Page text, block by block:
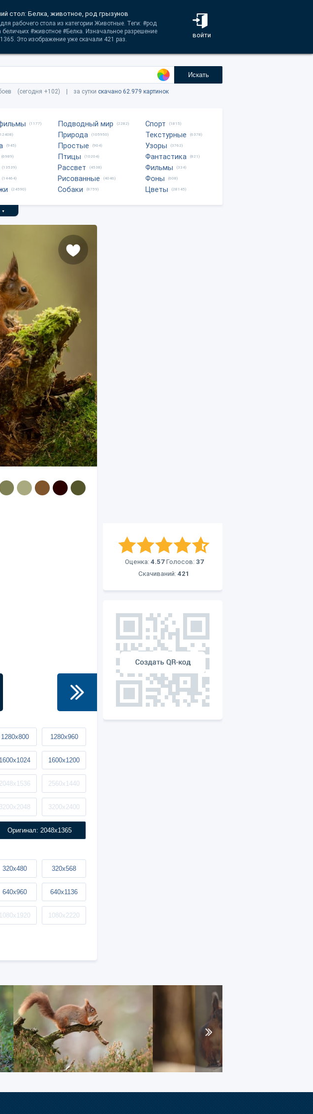
войти
стол: Белка, животное, род грызунов
рабочего стола из категории Животные. Теги: #род
беличьих #животное #Белка. Изначальное разрешение
Это изображение уже скачали 421 раз.
Искать
(сегодня +102) | за сутки скачано 62.979 картинок
(1177)
(945)
(6989)
(13539)
(14464)
(24590)
Подводный мир (2282)
Природа (105950)
Простые (904)
Птицы (10204)
Рассвет (4538)
Рисованные (4046)
Собаки (8759)
Спорт (1815)
Текстурные (6378)
Узоры (3762)
Фантастика (821)
Фильмы (334)
Фоны (608)
Цветы (28145)
▼
Оценка: 4.57 Голосов: 37
Скачиваний: 421
1280x800 1280x960
1600x1024 1600x1200
2048x1536 2560x1440
3200x2048 3200x2400
Оригинал: 2048x1365
320x480 320x568
640x960 640x1136
1080x1920 1080x2220